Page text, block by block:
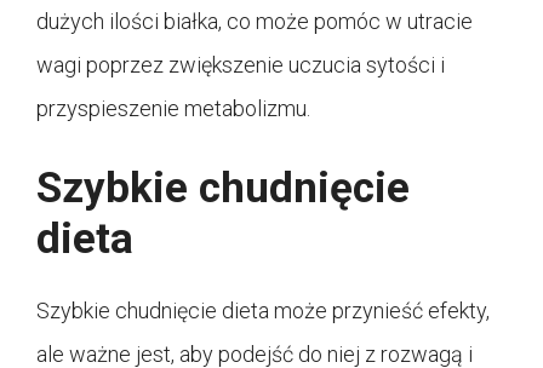
dużych ilości białka, co może pomóc w utracie
wagi poprzez zwiększenie uczucia sytości i
przyspieszenie metabolizmu.
Szybkie chudnięcie
dieta
Szybkie chudnięcie dieta może przynieść efekty,
ale ważne jest, aby podejść do niej z rozwagą i